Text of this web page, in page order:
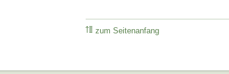
zum Seitenanfang